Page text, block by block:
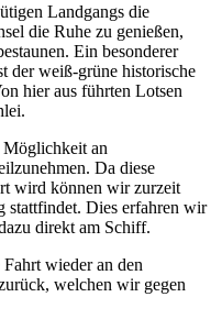
Landgangs die
die Ruhe zu genießen,
Ein besonderer
der weiß-grüne historische
hier aus führten Lotsen
an
Da diese
wird können wir zurzeit
stattfindet. Dies erfahren wir
direkt am Schiff.
wieder an den
welchen wir gegen